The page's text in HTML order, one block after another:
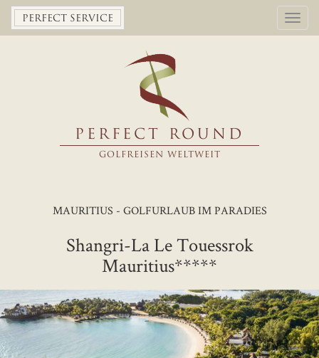
PERFECT SERVICE
PERFECT ROUND
GOLFREISEN WELTWEIT
MAURITIUS - GOLFURLAUB IM PARADIES
Shangri-La Le Touessrok
Mauritius*****